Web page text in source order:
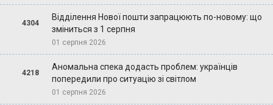
4304
Відділення Нової пошти запрацюють по-новому: що
зміниться з 1 серпня
01 серпня 2026
4218
Аномальна спека додасть проблем: українців
попередили про ситуацію зі світлом
01 серпня 2026